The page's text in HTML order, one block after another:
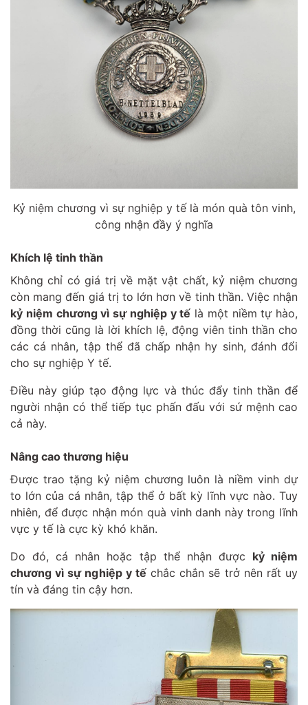
Kỷ niệm chương vì sự nghiệp y tế là món quà tôn vinh,
công nhận đầy ý nghĩa
Khích lệ tinh thần
Không chỉ có giá trị về mặt vật chất, kỷ niệm chương
còn mang đến giá trị to lớn hơn về tinh thần. Việc nhận
kỷ niệm chương vì sự nghiệp y tế là một niềm tự hào,
đồng thời cũng là lời khích lệ, động viên tinh thần cho
các cá nhân, tập thể đã chấp nhận hy sinh, đánh đổi
cho sự nghiệp Y tế.
Điều này giúp tạo động lực và thúc đẩy tinh thần để
người nhận có thể tiếp tục phấn đấu với sứ mệnh cao
cả này.
Nâng cao thương hiệu
Được trao tặng kỷ niệm chương luôn là niềm vinh dự
to lớn của cá nhân, tập thể ở bất kỳ lĩnh vực nào. Tuy
nhiên, để được nhận món quà vinh danh này trong lĩnh
vực y tế là cực kỳ khó khăn.
Do đó, cá nhân hoặc tập thể nhận được kỷ niệm
chương vì sự nghiệp y tếchắc chắn sẽ trở nên rất uy
tín và đáng tin cậy hơn.